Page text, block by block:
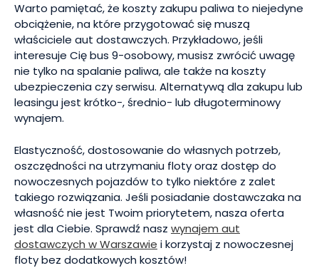
Warto pamiętać, że koszty zakupu paliwa to niejedyne
obciążenie, na które przygotować się muszą
właściciele aut dostawczych. Przykładowo, jeśli
interesuje Cię bus 9-osobowy, musisz zwrócić uwagę
nie tylko na spalanie paliwa, ale także na koszty
ubezpieczenia czy serwisu. Alternatywą dla zakupu lub
leasingu jest krótko-, średnio- lub długoterminowy
wynajem.
Elastyczność, dostosowanie do własnych potrzeb,
oszczędności na utrzymaniu floty oraz dostęp do
nowoczesnych pojazdów to tylko niektóre z zalet
takiego rozwiązania. Jeśli posiadanie dostawczaka na
własność nie jest Twoim priorytetem, nasza oferta
jest dla Ciebie. Sprawdź nasz wynajem aut
dostawczych w Warszawie i korzystaj z nowoczesnej
floty bez dodatkowych kosztów!